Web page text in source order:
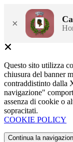
×
Questo sito utilizza
chiusura del banner
contraddistinto dalla
navigazione"
assenza di cookie o
sopracitati.
COOKIE POLICY
Continua la